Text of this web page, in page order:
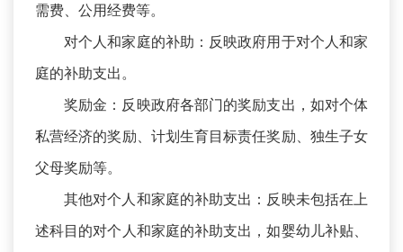
需费、公用经费等。
对个人和家庭的补助：反映政府用于对个人和家
庭的补助支出。
奖励金：反映政府各部门的奖励支出，如对个体
私营经济的奖励、计划生育目标责任奖励、独生子女
父母奖励等。
其他对个人和家庭的补助支出：反映未包括在上
述科目的对个人和家庭的补助支出，如婴幼儿补贴、